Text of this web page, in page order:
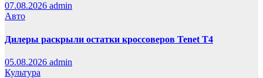
07.08.2026 admin
Авто
Дилеры раскрыли остатки кроссоверов Tenet T4
05.08.2026 admin
Культура